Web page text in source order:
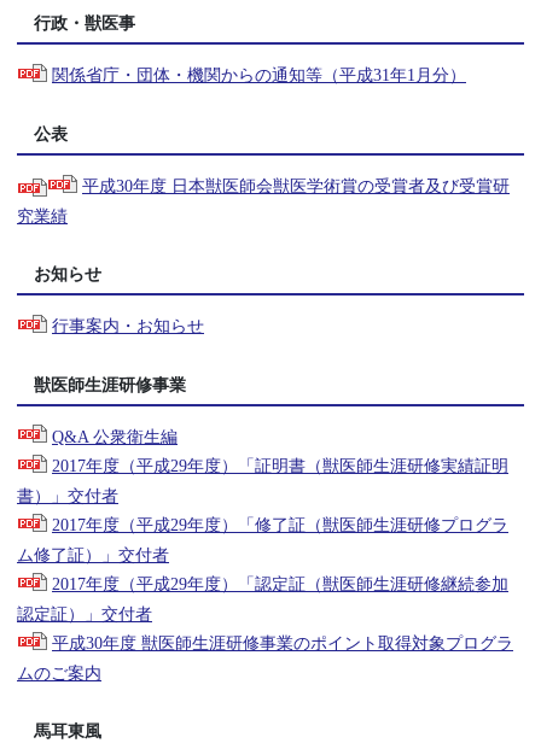
行政・獣医事
関係省庁・団体・機関からの通知等（平成31年1月分）
公表
平成30年度 日本獣医師会獣医学術賞の受賞者及び受賞研
究業績
お知らせ
行事案内・お知らせ
獣医師生涯研修事業
Q&A 公衆衛生編
2017年度（平成29年度）「証明書（獣医師生涯研修実績証明
書）」交付者
2017年度（平成29年度）「修了証（獣医師生涯研修プログラ
ム修了証）」交付者
2017年度（平成29年度）「認定証（獣医師生涯研修継続参加
認定証）」交付者
平成30年度 獣医師生涯研修事業のポイント取得対象プログラ
ムのご案内
馬耳東風